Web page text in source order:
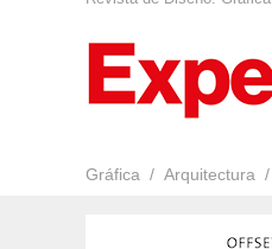
Gráfica Arquitectura